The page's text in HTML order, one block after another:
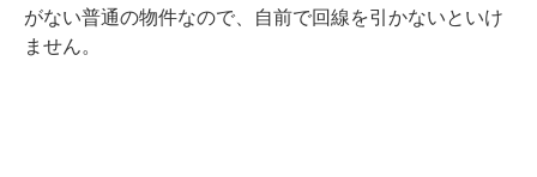
がない普通の物件なので、自前で回線を引かないといけ
ません。